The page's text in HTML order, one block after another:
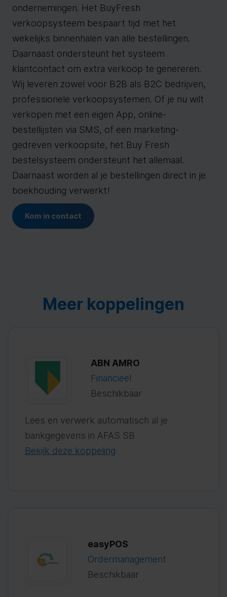
ondernemingen. Het BuyFresh
verkoopsysteem bespaart tijd met het
wekelijks binnenhalen van alle bestellingen.
Daarnaast ondersteunt het systeem
klantcontact om extra verkoop te genereren.
Wij leveren zowel voor B2B als B2C bedrijven,
professionele verkoopsystemen. Of je nu wilt
verkopen met een eigen App, online-
bestellijsten via SMS, of een marketing-
gedreven verkoopsite, het Buy Fresh
bestelsysteem ondersteunt het allemaal.
Daarnaast worden al je bestellingen direct in je
boekhouding verwerkt!
Kom in contact
Meer koppelingen
ABN AMRO
Financieel
Beschikbaar
Lees en verwerk automatisch al je
bankgegevens in AFAS SB
Bekijk deze koppeling
easyPOS
Ordermanagement
Beschikbaar